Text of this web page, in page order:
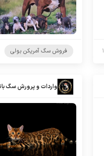
فروش سگ آمریکن بولی
واردات و پرورش سگ